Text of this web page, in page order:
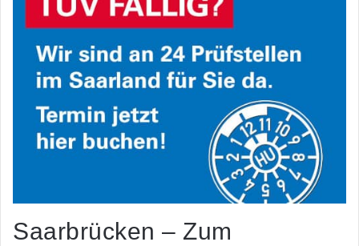
Saarbrücken – Zum